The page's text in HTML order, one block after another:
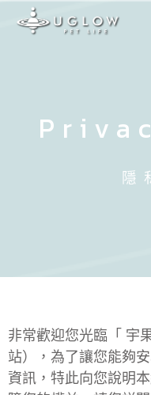
隱
非常歡迎您光臨「 宇
站），為了讓您能夠
資訊，特此向您說明